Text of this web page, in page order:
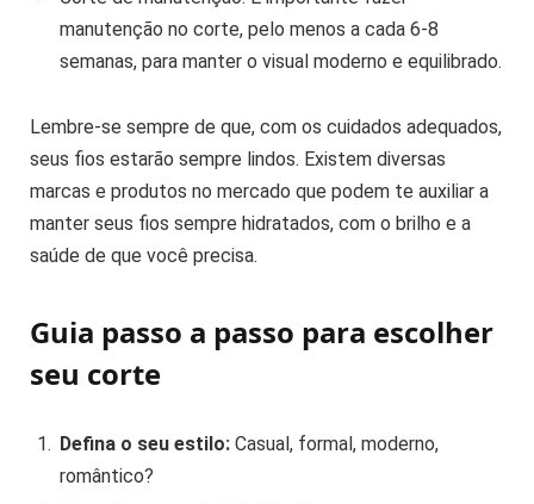
manutenção no corte, pelo menos a cada 6-8
semanas, para manter o visual moderno e equilibrado.
Lembre-se sempre de que, com os cuidados adequados,
seus fios estarão sempre lindos. Existem diversas
marcas e produtos no mercado que podem te auxiliar a
manter seus fios sempre hidratados, com o brilho e a
saúde de que você precisa.
Guia passo a passo para escolher
seu corte
Defina o seu estilo: Casual, formal, moderno,
romântico?